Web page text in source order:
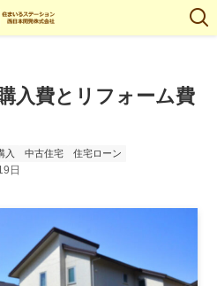
入費とリフォーム費
入 中古住宅 住宅ローン
日